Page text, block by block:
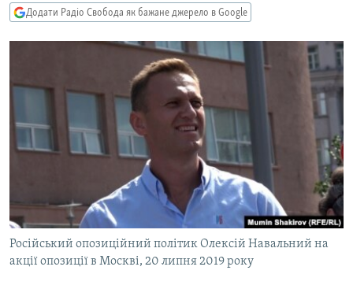
до
КУЛЬТУРА
КРИМ.РЕАЛІЇ
СХЕМИ
МУЛЬТИМЕДІА
СПЕЦПРОЄКТИ
ПОДКАСТИ
КРИМ РЕАЛІЇ
Додати Радіо Свобода як бажане джерело в Google
Російський опозиційний політик Олексій Навальний на
акції опозиції в Москві, 20 липня 2019 року